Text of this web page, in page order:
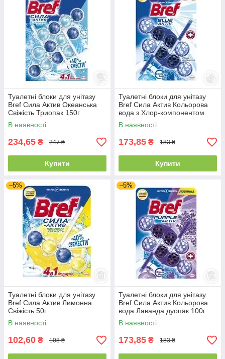
Туалетні блоки для унітазу
Bref Сила Актив Океанська
Свіжість Триопак 150г
В наявності
234,65 ₴ 247 ₴
Купити
Туалетні блоки для унітазу
Bref Сила Актив Кольорова
вода з Хлор-компонентом
дуопак 100г
В наявності
173,85 ₴ 183 ₴
Купити
–5%
Туалетні блоки для унітазу
Bref Сила Актив Лимонна
Свіжість 50г
В наявності
102,60 ₴ 108 ₴
–5%
Туалетні блоки для унітазу
Bref Сила Актив Кольорова
вода Лаванда дуопак 100г
В наявності
173,85 ₴ 183 ₴